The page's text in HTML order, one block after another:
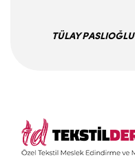
TÜLAY PASLIOĞLU